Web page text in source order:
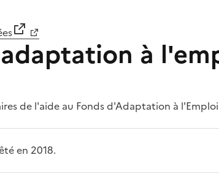
à
de l'aide au Fonds d'Adaptation à
en 2018.